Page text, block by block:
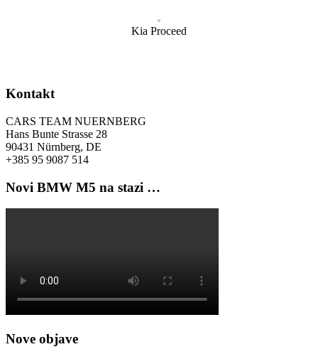
Kia Proceed
Kontakt
CARS TEAM NUERNBERG
Hans Bunte Strasse 28
90431 Nürnberg, DE
+385 95 9087 514
Novi BMW M5 na stazi …
Nove objave